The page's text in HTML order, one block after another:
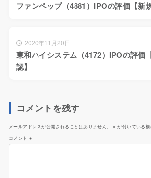
ファンペップ（4881）IPOの評価【新
2020年11月20日
東和ハイシステム（4172）IPOの評価
認】
コメントを残す
メールアドレスが公開されることはありません。 ※ が付いている
コメント※